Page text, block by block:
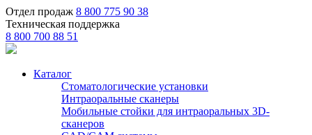
Отдел продаж 8 800 775 90 38
Техническая поддержка
8 800 700 88 51
Каталог
Стоматологические установки
Интраоральные сканеры
Мобильные стойки для интраоральных 3D-
сканеров